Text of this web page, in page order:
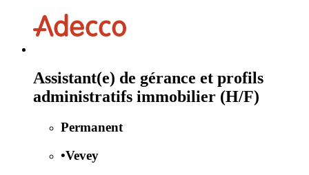
Assistant(e) de gérance et profils
administratifs immobilier (H/F)
Permanent
•Vevey